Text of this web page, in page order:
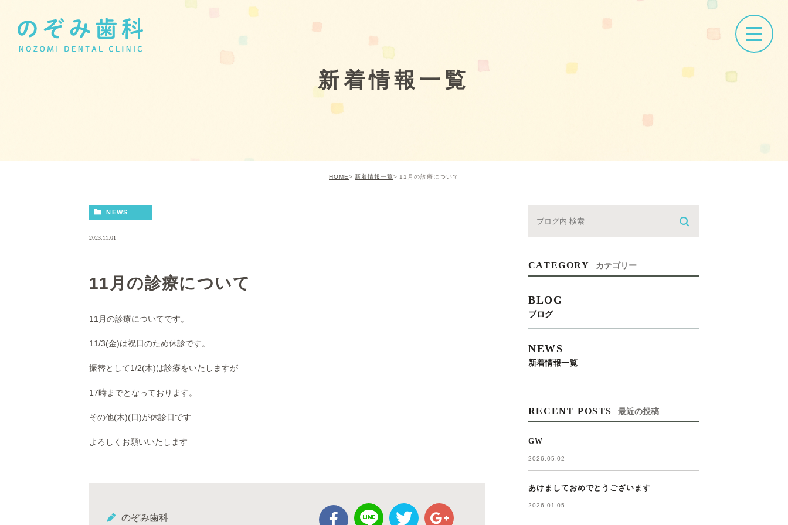
新着情報一覧
HOME 新着情報一覧 11月の診療について
NEWS
2023.11.01
11月の診療について
11月の診療についてです。
11/3(金)は祝日のため休診です。
振替として1/2(木)は診療をいたしますが
17時までとなっております。
その他(木)(日)が休診日です
よろしくお願いいたします
のぞみ歯科
CATEGORY カテゴリー
BLOG
ブログ
NEWS
新着情報一覧
RECENT POSTS 最近の投稿
GW
2026.05.02
あけましておめでとうございます
2026.01.05